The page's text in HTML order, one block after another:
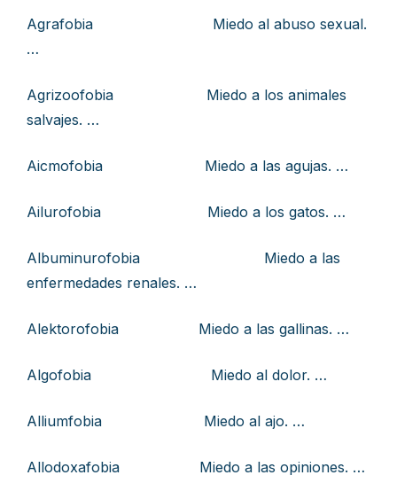
Agrafobia Miedo al abuso sexual.
…
Agrizoofobia Miedo a los animales
salvajes. …
Aicmofobia Miedo a las agujas. …
Ailurofobia Miedo a los gatos. …
Albuminurofobia Miedo a las
enfermedades renales. …
Alektorofobia Miedo a las gallinas. …
Algofobia Miedo al dolor. …
Alliumfobia Miedo al ajo. …
Allodoxafobia Miedo a las opiniones. …